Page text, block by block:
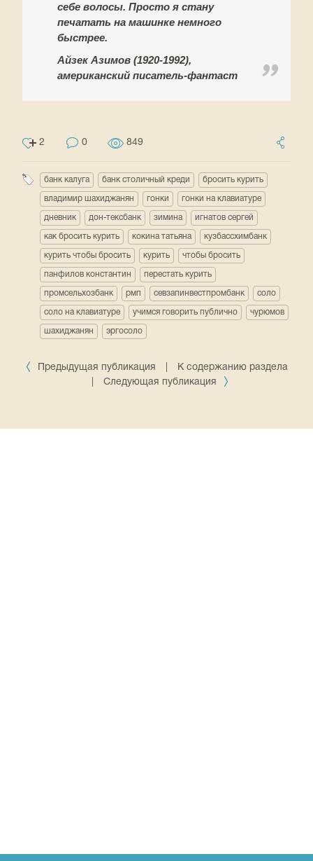
себе волосы. Просто я стану
печатать на машинке немного
быстрее.
Айзек Азимов (1920-1992),
американский писатель-фантаст
2 0 849
банк калуга банк столичный креди бросить курить
владимир шахиджанян гонки гонки на клавиатуре
дневник дон-тексбанк зимина игнатов сергей
как бросить курить кокина татьяна кузбассхимбанк
курить чтобы бросить курить чтобы бросить
панфилов константин перестать курить
промсельхозбанк рмп севзапинвестпромбанк соло
соло на клавиатуре учимся говорить публично чурюмов
шахиджанян эргосоло
Предыдущая публикация
К содержанию раздела
Следующая публикация